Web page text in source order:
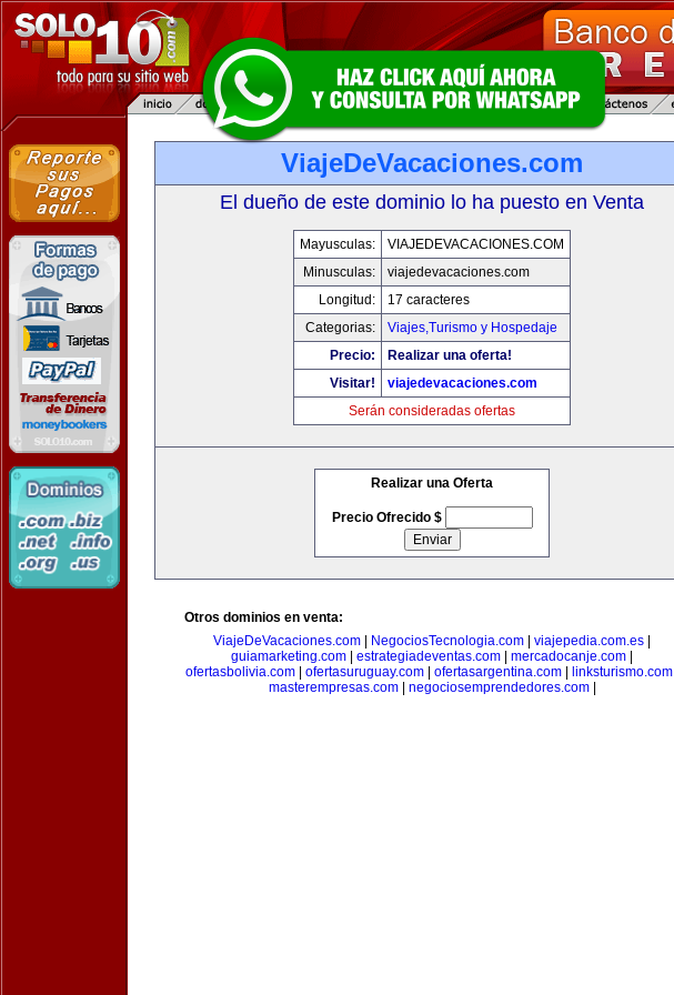
ViajeDeVacaciones.com
El dueño de este dominio lo ha puesto en Venta
Mayusculas:
VIAJEDEVACACIONES.COM
Minusculas:
viajedevacaciones.com
Longitud:
17 caracteres
Categorias:
Viajes,Turismo y Hospedaje
Precio:
Realizar una oferta!
Visitar!
viajedevacaciones.com
Serán consideradas ofertas
Realizar una Oferta
Precio Ofrecido $
Otros dominios en venta:
ViajeDeVacaciones.com
NegociosTecnologia.com viajepedia.com.es
guiamarketing.com
estrategiadeventas.com mercadocanje.com
ofertasbolivia.com| ofertasuruguay.com| ofertasargentina.com| linksturismo.com|
masterempresas.com| negociosemprendedores.com|